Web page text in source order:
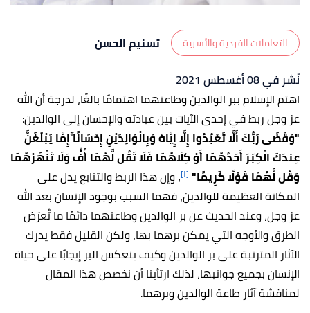
التعاملات الفردية والأسرية
تسنيم الحسن
نُشر في 08 أغسطس 2021
اهتم الإسلام ببر الوالدين وطاعتهما اهتمامًا بالغًا، لدرجة أن الله
عز وجل ربط في إحدى الآيات بين عبادته والإحسان إلى الوالدين:
"وَقَضَى رَبُّكَ أَلَّا تَعْبُدُوا إِلَّا إِيَّاهُ وَبِالْوَالِدَيْنِ إِحْسَانًا ۚإِمَّا يَبْلُغَنَّ
عِندَكَ الْكِبَرَ أَحَدُهُمَا أَوْ كِلَاهُمَا فَلَا تَقُل لَّهُمَا أُفٍّ وَلَا تَنْهَرْهُمَا
وَقُل لَّهُمَا قَوْلًا كَرِيمًا" [١] ، وإن هذا الربط والتتابع يدل على
المكانة العظيمة للوالدين، فهما السبب بوجود الإنسان بعد الله
عز وجل، وعند الحديث عن بر الوالدين وطاعتهما دائمًا ما تُعرَض
الطرق والأوجه التي يمكن برهما بها، ولكن القليل فقط يدرك
الآثار المترتبة على بر الوالدين وكيف ينعكس البر إيجابًا على حياة
الإنسان بجميع جوانبها، لذلك ارتأينا أن نخصص هذا المقال
لمناقشة آثار طاعة الوالدين وبرهما.